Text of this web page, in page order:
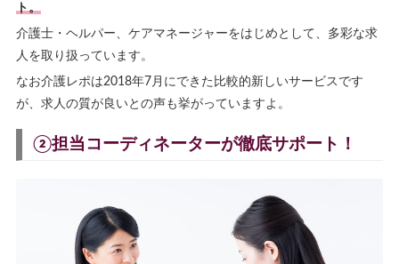
ト。
介護士・ヘルパー、ケアマネージャーをはじめとして、多彩な求
人を取り扱っています。
なお介護レポは2018年7月にできた比較的新しいサービスです
が、求人の質が良いとの声も挙がっていますよ。
②担当コーディネーターが徹底サポート！